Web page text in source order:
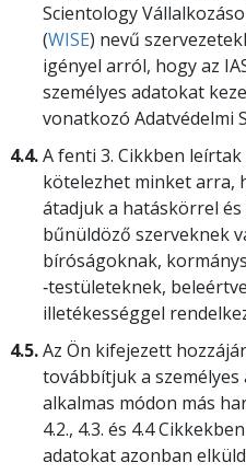
Scientology
(WISE) nevű
igényel arról, hogy az
személyes adatokat
vonatkozó Adatvédelmi
4.4.A fenti 3. Cikkben
kötelezhet minket arra,
átadjuk a hatáskörrel
bűnüldöző szerveknek
bíróságoknak,
‑testületeknek,
illetékességgel
4.5.Az Ön kifejezett
továbbítjuk a
alkalmas módon más
4.2., 4.3. és 4.4
adatokat azonban